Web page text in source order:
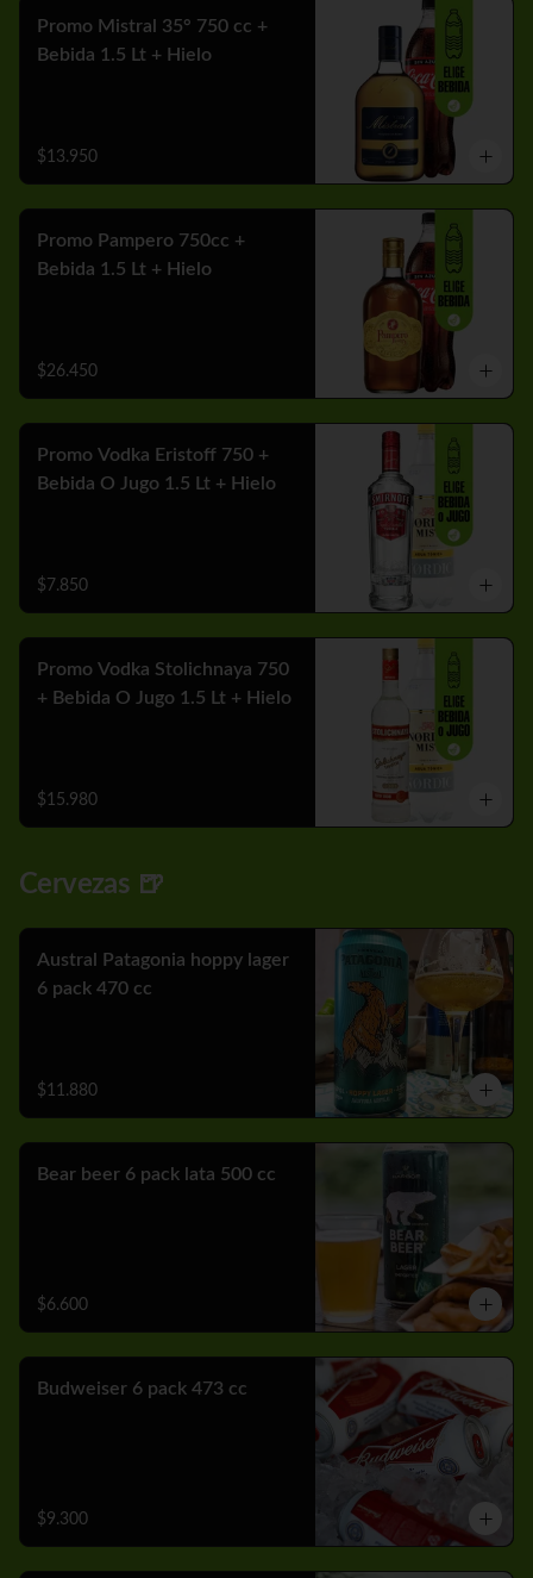
Promo Mistral 35° 750 cc +
Bebida 1.5 Lt + Hielo
$13.950
Promo Pampero 750cc +
Bebida 1.5 Lt + Hielo
$26.450
Promo Vodka Eristoff 750 +
Bebida O Jugo 1.5 Lt + Hielo
$7.850
Promo Vodka Stolichnaya 750
+ Bebida O Jugo 1.5 Lt + Hielo
$15.980
Cervezas 🍺
Austral Patagonia hoppy lager
6 pack 470 cc
$11.880
Bear beer 6 pack lata 500 cc
$6.600
Budweiser 6 pack 473 cc
$9.300